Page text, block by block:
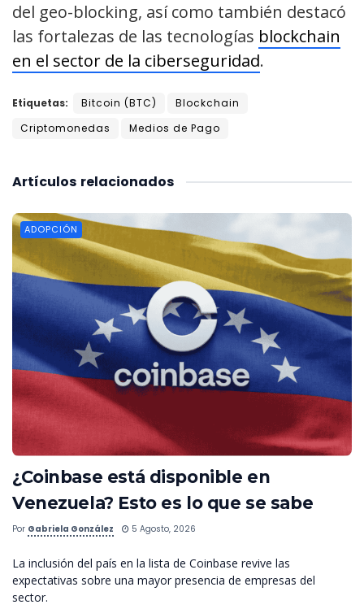
del geo-blocking, así como también destacó
las fortalezas de las tecnologías blockchain
en el sector de la ciberseguridad.
Etiquetas: Bitcoin (BTC)
Blockchain
Criptomonedas
Medios de Pago
relacionados
Artículos
ADOPCIÓN
¿Coinbase está disponible en
Venezuela? Esto es lo que se sabe
Por Gabriela González 5 Agosto, 2026
La inclusión del país en la lista de Coinbase revive las
expectativas sobre una mayor presencia de empresas del
sector.